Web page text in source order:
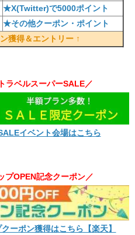
★X(Twitter)で5000ポイント
★その他クーポン・ポイント
獲得＆エントリー ↑
ラベルスーパーSALE／
イベント会場はこちら
プOPEN記念クーポン／
ーポン獲得はこちら【楽天】